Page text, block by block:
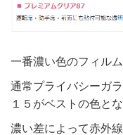
一番濃い色のフィルム
通常プライバシーガ
１５がベストの色と
濃い差によって赤外